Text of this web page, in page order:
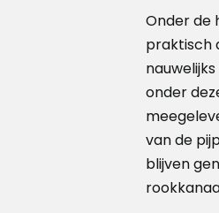
Onder de
praktisch
onder
van de
blijven